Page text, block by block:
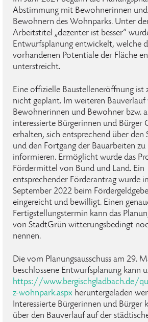
Abstimmung mit Bewohnerinnen und
Bewohnern des Wohnparks. Unter
Arbeitstitel „dezenter ist besser“
Entwurfsplanung entwickelt, welche
vorhandenen Potentiale der Fläche
unterstreicht.
Eine offizielle Baustelleneröffnung ist
nicht geplant. Im weiteren Bauverlauf
Bewohnerinnen und Bewohner bzw.
interessierte Bürgerinnen und Bürger
erhalten, sich entsprechend über den
und den Fortgang der Bauarbeiten zu
informieren. Ermöglicht wurde das
Fördermittel von Bund und Land. Ein
entsprechender Förderantrag wurde
September 2022 beim
eingereicht und bewilligt. Einen
Fertigstellungstermin kann das
von StadtGrün witterungsbedingt
nennen.
Die vom Planungsausschuss am 29.
beschlossene Entwurfsplanung kann
https://www.bergischgladbach.de/
z-wohnpark.aspx heruntergeladen
Interessierte Bürgerinnen und Bürger
über den Bauverlauf auf der